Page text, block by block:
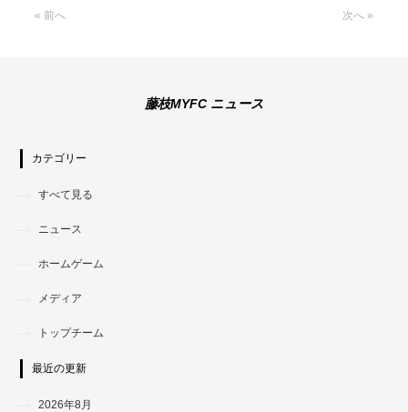
« 前へ 次へ »
藤枝MYFC ニュース
カテゴリー
すべて見る
ニュース
ホームゲーム
メディア
トップチーム
最近の更新
2026年8月